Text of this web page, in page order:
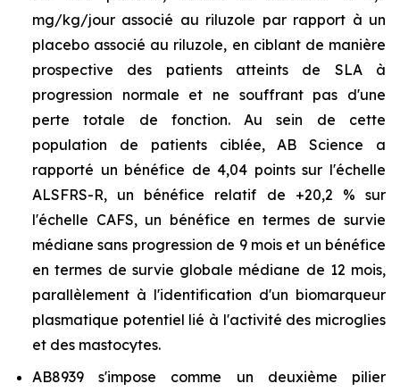
mg/kg/jour associé au riluzole par rapport à un
placebo associé au riluzole, en ciblant de manière
prospective des patients atteints de SLA à
progression normale et ne souffrant pas d'une
perte totale de fonction. Au sein de cette
population de patients ciblée, AB Science a
rapporté un bénéfice de 4,04 points sur l'échelle
ALSFRS-R, un bénéfice relatif de +20,2 % sur
l'échelle CAFS, un bénéfice en termes de survie
médiane sans progression de 9 mois et un bénéfice
en termes de survie globale médiane de 12 mois,
parallèlement à l'identification d'un biomarqueur
plasmatique potentiel lié à l'activité des microglies
et des mastocytes.
AB8939 s'impose comme un deuxième pilier